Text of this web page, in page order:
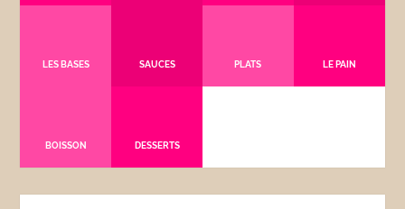
LES BASES SAUCES PLATS LE PAIN
BOISSON DESSERTS